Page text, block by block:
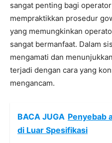
sangat penting bagi
mempraktikkan prosedur
yang memungkinkan
sangat bermanfaat. Dalam
mengamati dan
terjadi dengan cara yang
mengancam.
BACA JUGA Penyebab
di Luar Spesifikasi